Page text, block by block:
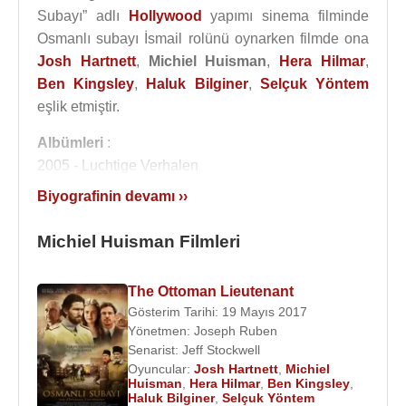
Subayı” adlı
Hollywood
yapımı sinema filminde
Osmanlı subayı İsmail rolünü oynarken filmde ona
Josh Hartnett, Michiel Huisman, Hera Hilmar,
Ben Kingsley, Haluk Bilginer, Selçuk Yöntem
eşlik etmiştir.
Albümleri :
2005 - Luchtige Verhalen
Filmleri ve Dizileri:
2018 - Guernsey (Dawsey Adams) (Sinema Filmi)
2017 - State Like Sleep ( Stefan Delvoe) (Sinema
Filmi)
2017 -The Ottoman Lieutenant/Osmanlı Subayı
(İsmail Veli) (Sinema Filmi)
2017 - 2:22 (Dylan) (Sinema Filmi)
Biyografinin devamı ››
Michiel Huisman Filmleri
The Ottoman Lieutenant
Gösterim Tarihi: 19 Mayıs 2017
Yönetmen: Joseph Ruben
Senarist: Jeff Stockwell
Oyuncular: Josh Hartnett Michiel
Huisman
Hera Hilmar, Ben Kingsley
Haluk Bilginer, Selçuk Yöntem